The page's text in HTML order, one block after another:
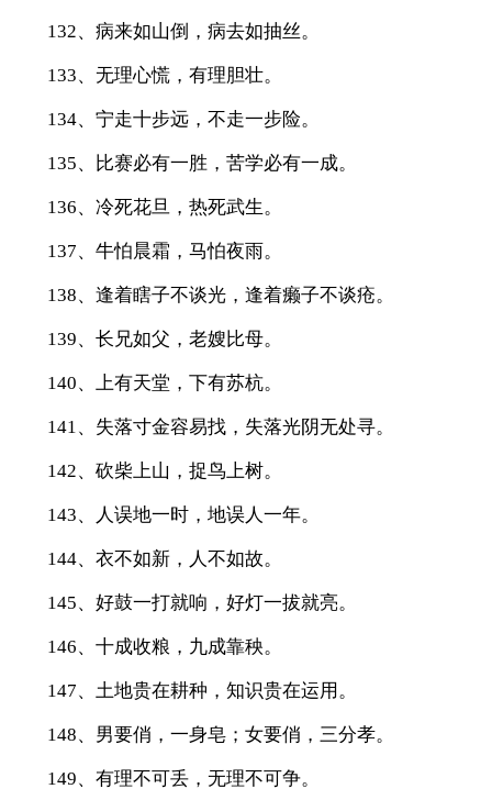
132、病来如山倒，病去如抽丝。
133、无理心慌，有理胆壮。
134、宁走十步远，不走一步险。
135、比赛必有一胜，苦学必有一成。
136、冷死花旦，热死武生。
137、牛怕晨霜，马怕夜雨。
138、逢着瞎子不谈光，逢着癞子不谈疮。
139、长兄如父，老嫂比母。
140、上有天堂，下有苏杭。
141、失落寸金容易找，失落光阴无处寻。
142、砍柴上山，捉鸟上树。
143、人误地一时，地误人一年。
144、衣不如新，人不如故。
145、好鼓一打就响，好灯一拔就亮。
146、十成收粮，九成靠秧。
147、土地贵在耕种，知识贵在运用。
148、男要俏，一身皂；女要俏，三分孝。
149、有理不可丢，无理不可争。